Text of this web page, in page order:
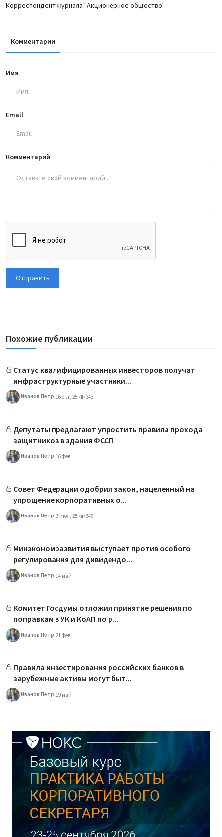
Корреспондент журнала "Акционерное общество"
Комментарии
Имя
Email
Комментарий
Отправить
Похожие публикации
Статус квалифицированных инвесторов получат
инфраструктурные участники...
Иванов Петр 16 окт, 25 343
Депутаты предлагают упростить правила прохода
защитников в здания ФССП
Иванов Петр 16 фев
Совет Федерации одобрил закон, нацеленный на
упрощение корпоративных о...
Иванов Петр 3 июл, 25 649
Минэкономразвития выступает против особого
регулирования для дивидендо...
Иванов Петр 14 май
Комитет Госдумы отложил принятие решения по
поправкам в УК и КоАП по р...
Иванов Петр 21 фев
Правила инвестирования российских банков в
зарубежные активы могут быт...
Иванов Петр 19 май